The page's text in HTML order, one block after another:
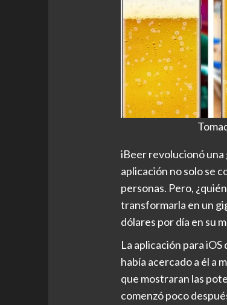
iBeer revolucionó una
aplicación no solo se
personas. Pero,
transformarla en un
dólares por día en su
La aplicación para
había acercado a él a
que mostraran las
comenzó poco